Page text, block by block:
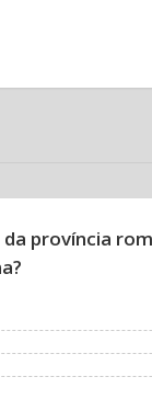
província